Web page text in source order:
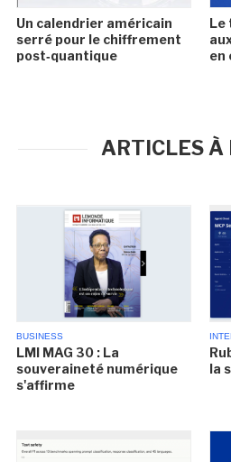
Un calendrier américain
serré pour le chiffrement
post‑quantique
Le
en
ARTICLES À
BUSINESS
LMI MAG 30 : La
souveraineté numérique
s'affirme
la